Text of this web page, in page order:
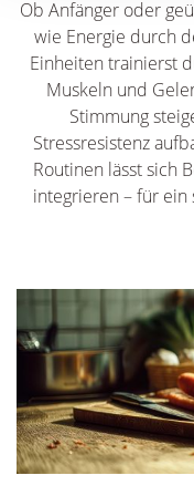
Ob Anfänger oder
wie Energie durch
Einheiten trainierst
Muskeln und
Stimmung
Stressresistenz
Routinen lässt sich
integrieren – für ein